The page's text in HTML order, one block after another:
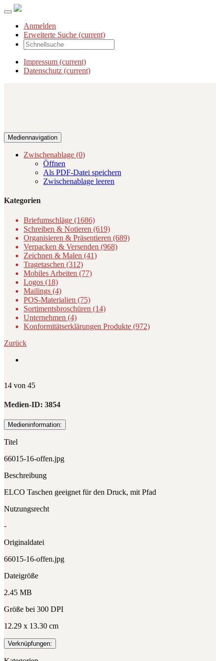
Anmelden
Erweiterte Suche (current)
Impressum (current)
Datenschutz (current)
Mediennavigation
Zwischenablage (0)
Öffnen
Als PDF-Datei speichern
Zwischenablage leeren
Kategorien
Briefumschläge (1686)
Schreiben & Notieren (619)
Organisieren & Präsentieren (689)
Verpacken & Versenden (968)
Zeichnen & Malen (41)
Tragetaschen (312)
Mobiles Arbeiten (77)
Logos (18)
Mailings (4)
POS-Materialien (75)
Sortimentsbroschüren (14)
Unternehmen (4)
Konformitätserklärungen Produkte (972)
Zurück
14 von 45
Medien-ID: 3854
Medieninformation:
Titel
66015-16-offen.jpg
Beschreibung
ELCO Taschen geeignet für den Druck, mit Pfad
Nutzungsrecht
-
Originaldatei
66015-16-offen.jpg
Dateigröße
2.45 MB
Größe bei 300 DPI
12.29 x 13.30 cm
Verknüpfungen: